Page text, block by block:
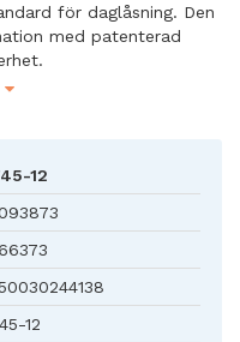
för daglåsning. Den
med patenterad
och är
på elslutblecket
12
12